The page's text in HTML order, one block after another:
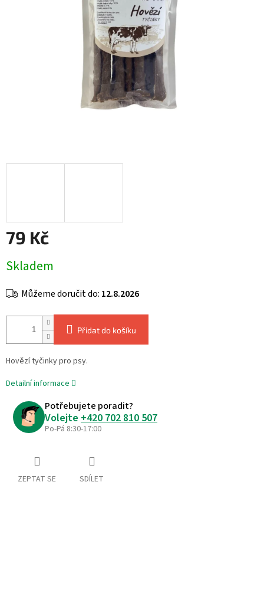
79 Kč
cena:
Skladem
Můžeme doručit do: 12.8.2026
Přidat do košíku
Hovězí tyčinky pro psy.
Detailní informace
Potřebujete poradit?
Volejte +420 702 810 507
Po-Pá 8:30-17:00
ZEPTAT SE SDÍLET